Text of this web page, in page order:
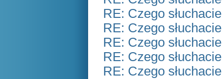
RE: Czego
RE: Czego
RE: Czego
RE: Czego
RE: Czego